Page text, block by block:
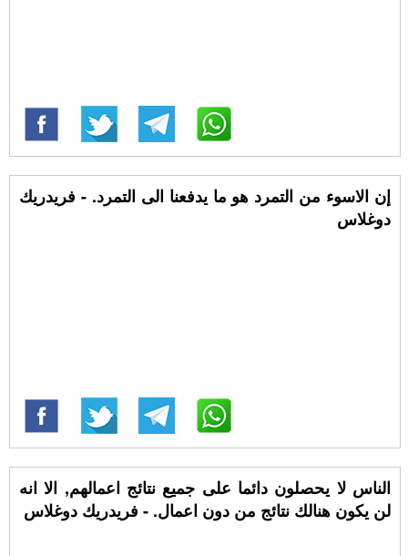
إن الاسوء من التمرد هو ما يدفعنا الى التمرد. - فريدريك
دوغلاس
الناس لا يحصلون دائما على جميع نتائج اعمالهم, الا انه
لن يكون هنالك نتائج من دون اعمال. - فريدريك دوغلاس